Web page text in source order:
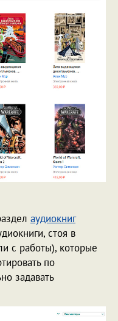
аудиокниг
стоя в
с работы), которые
по
задавать